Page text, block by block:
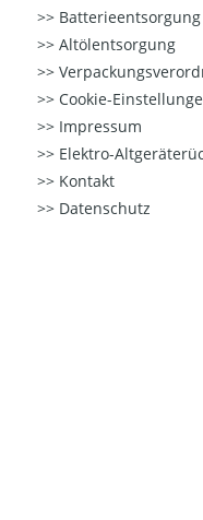
Batterieentsorgung
Altölentsorgung
Cookie-
Impressum
Elektro-
Kontakt
Datenschutz